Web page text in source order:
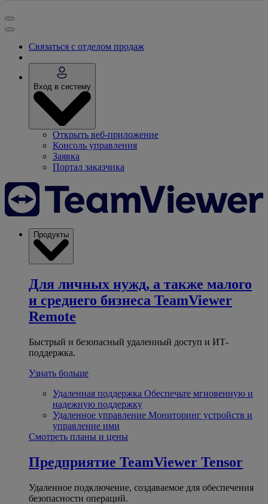
Связаться с отделом продаж
Вход в систему
Открыть веб-приложение
Консоль управления
Заявка
Портал заказчика
Продукты
Для личных нужд, а также малого
и среднего бизнеса TeamViewer
Remote
Быстрый и безопасный удаленный доступ и ИТ-
поддержка.
Узнать больше
Удаленная поддержка Обеспечьте мгновенную и
надежную поддержку
Удаленное управление Мониторинг устройств и
управление ими
Смотреть планы и цены
Предприятие TeamViewer Tensor
Удаленное подключение, создаваемое для обеспечения
безопасности операций.